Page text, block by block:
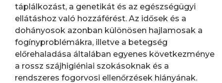
táplálkozást, a genetikát és az egészségügyi
ellátáshoz való hozzáférést. Az idősek és a
dohányosok azonban különösen hajlamosak a
fogínyproblémákra, illetve a betegség
előrehaladása általában egyenes következménye
a rossz szájhigiéniai szokásoknak és a
rendszeres fogorvosi ellenőrzések hiányának.